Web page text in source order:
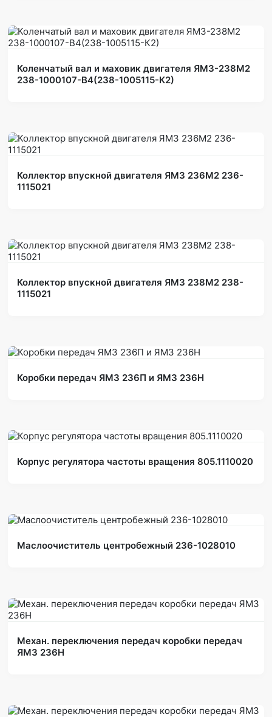
Коленчатый вал и маховик двигателя ЯМЗ-238М2
238-1000107-В4(238-1005115-К2)
Коллектор впускной двигателя ЯМЗ 236М2 236-
1115021
Коллектор впускной двигателя ЯМЗ 238М2 238-
1115021
Коробки передач ЯМЗ 236П и ЯМЗ 236Н
Корпус регулятора частоты вращения 805.1110020
Маслоочиститель центробежный 236-1028010
Механ. переключения передач коробки передач
ЯМЗ 236Н